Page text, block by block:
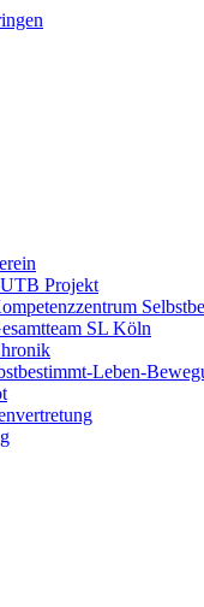
Projekt
SL Köln
Leben-